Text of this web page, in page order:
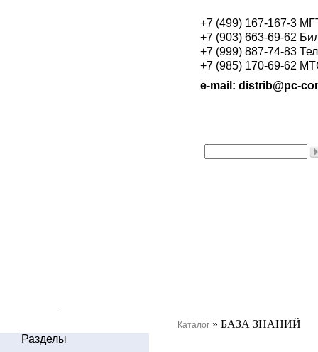
+7 (499) 167-167-3
+7 (903) 663-69-62
+7 (999) 887-74-83
+7 (985) 170-69-62
e-mail: distrib@pc-
Каталог » БАЗА ЗНАНИЙ
Разделы